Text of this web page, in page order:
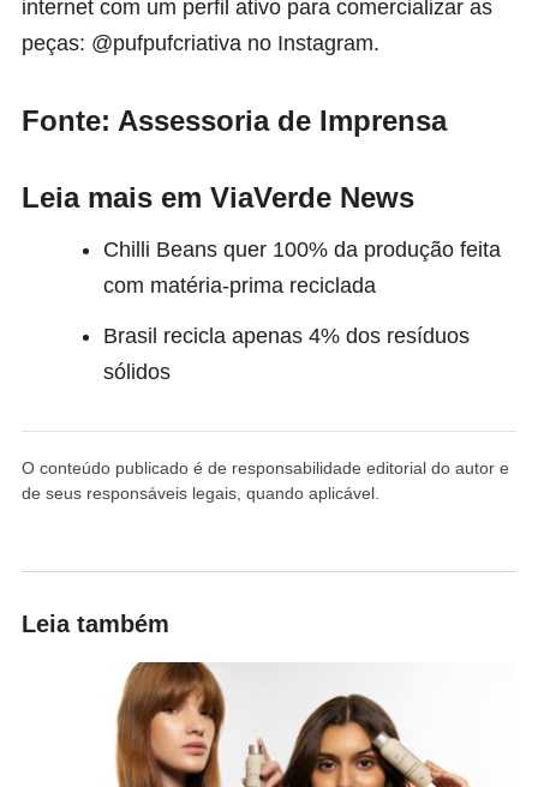
internet com um perfil ativo para comercializar as
peças: @pufpufcriativa no Instagram.
Fonte: Assessoria de Imprensa
Leia mais em ViaVerde News
Chilli Beans quer 100% da produção feita
com matéria-prima reciclada
Brasil recicla apenas 4% dos resíduos
sólidos
O conteúdo publicado é de responsabilidade editorial do autor e
de seus responsáveis legais, quando aplicável.
Leia também